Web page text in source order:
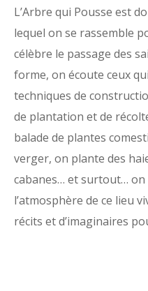
L’Arbre qui Pousse est
lequel on se rassemble
célèbre le passage des
forme, on écoute ceux
techniques de
de plantation et de
balade de plantes
verger, on plante des
cabanes… et surtout… on
l’atmosphère de ce lieu
récits et d’imaginaires